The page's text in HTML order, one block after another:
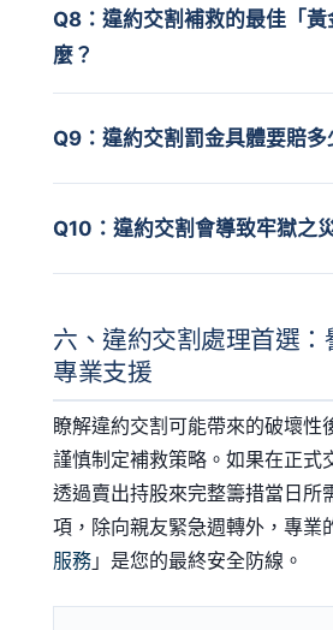
Q8：違約交割補救的最佳「
麼？
Q9：違約交割罰金具體要賠多
Q10：違約交割會導致牢獄之
六、違約交割處理首選：
專業支援
瞭解違約交割可能帶來的破壞性
謹慎制定補救策略。如果在正式
透過賣出持股來完整籌措當日所
項，除向親友緊急週轉外，專業
服務 」是您的最終安全防線。